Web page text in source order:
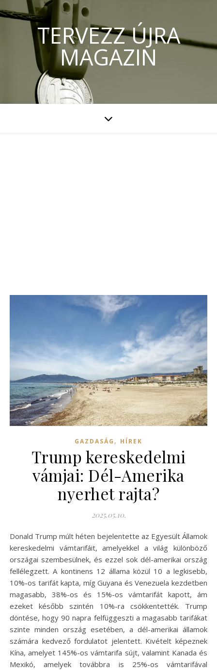
TERVEZZ ÚJRA
MAGAZIN
GAZDASÁG , HÍREK
Trump kereskedelmi
vámjai: Dél-Amerika
nyerhet rajta?
2025.05.10.
Donald Trump múlt héten bejelentette az Egyesült Államok
kereskedelmi vámtarifáit, amelyekkel a világ különböző
országai szembesülnek, és ezzel sok dél-amerikai ország
fellélegzett. A kontinens 12 állama közül 10 a legkisebb,
10%-os tarifát kapta, míg Guyana és Venezuela kezdetben
magasabb, 38%-os és 15%-os vámtarifát kapott, ám
ezeket később szintén 10%-ra csökkentették. Trump
döntése, hogy 90 napra felfüggeszti a magasabb tarifákat
szinte minden ország esetében, a dél-amerikai államok
számára kedvező fordulatot jelentett. Kivételt képeznek
Kína, amelyet 145%-os vámtarifa sújt, valamint Kanada és
Mexikó, amelyek továbbra is 25%-os vámtarifával